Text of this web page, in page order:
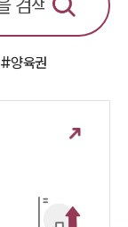
#양육권